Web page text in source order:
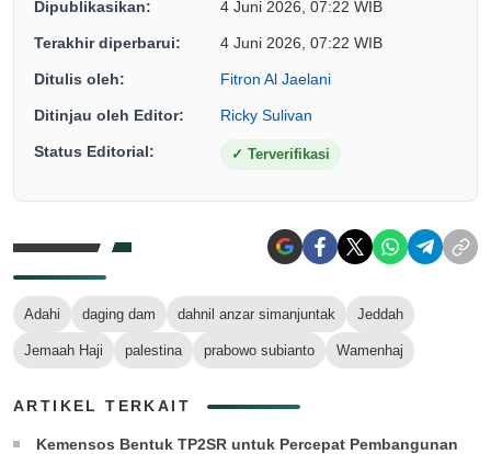
Dipublikasikan: 4 Juni 2026, 07:22 WIB
Terakhir diperbarui: 4 Juni 2026, 07:22 WIB
Ditulis oleh: Fitron Al Jaelani
Ditinjau oleh Editor: Ricky Sulivan
Status Editorial: ✓ Terverifikasi
Adahi daging dam dahnil anzar simanjuntak Jeddah
Jemaah Haji palestina prabowo subianto Wamenhaj
ARTIKEL TERKAIT
Kemensos Bentuk TP2SR untuk Percepat Pembangunan